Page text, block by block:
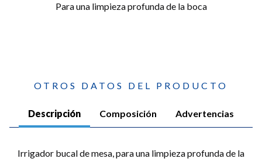
Para una limpieza profunda de la boca
OTROS DATOS DEL PRODUCTO
Descripción Composición Advertencias
Irrigador bucal de mesa, para una limpieza profunda de la